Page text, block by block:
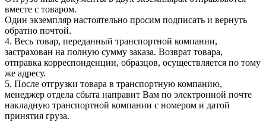
вместе с товаром.
Один экземпляр настоятельно просим подписать и вернуть
обратно почтой.
4. Весь товар, переданный транспортной компании,
застрахован на полную сумму заказа. Возврат товара,
отправка корреспонденции, образцов, осуществляется по тому
же адресу.
5. После отгрузки товара в транспортную компанию,
менеджер отдела сбыта направит Вам по электронной почте
накладную транспортной компании с номером и датой
принятия груза.